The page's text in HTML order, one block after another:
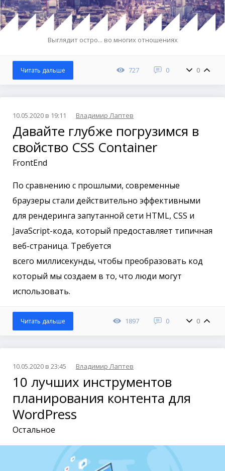
Выглядит остро... во многих отношениях
727 0 0
Читать дальше
10.05.2020 в 19:11 Владимир Лаптев
Давайте глубже погрузимся в
свойство CSS Container
FrontEnd
По сравнению с прошлыми, современные
браузеры стали действительно эффективными
для рендеринга запутанной сети HTML, CSS и
JavaScript-кода, который предоставляет типичная
веб-страница. Требуется
всего миллисекунды, чтобы преобразовать код
который мы создаем в то, что люди могут
использовать.
1897 0 0
Читать дальше
10.05.2020 в 23:45 Владимир Лаптев
10 лучших инструментов
планирования контента для
WordPress
Остальное